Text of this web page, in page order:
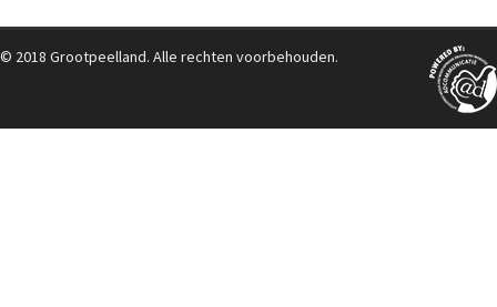
© 2018 Grootpeelland. Alle rechten voorbehouden.